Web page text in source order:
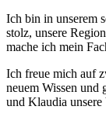
Ich bin in unserem
stolz, unsere
mache ich mein
Ich freue mich auf
neuem Wissen und
und Klaudia unsere